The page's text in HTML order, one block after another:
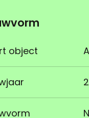
object